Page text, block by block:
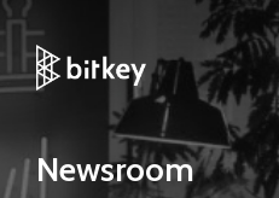
Newsroom